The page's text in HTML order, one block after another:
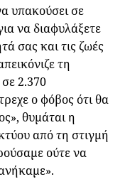
υπακούσει σε
να διαφυλάξετε
σας και τις ζωές
τη
2.370
ο φόβος ότι θα
θυμάται η
από τη στιγμή
ούτε να